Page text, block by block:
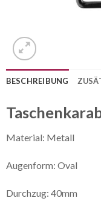
BESCHREIBUNG
Material: Metall
Augenform: Oval
Durchzug: 40mm